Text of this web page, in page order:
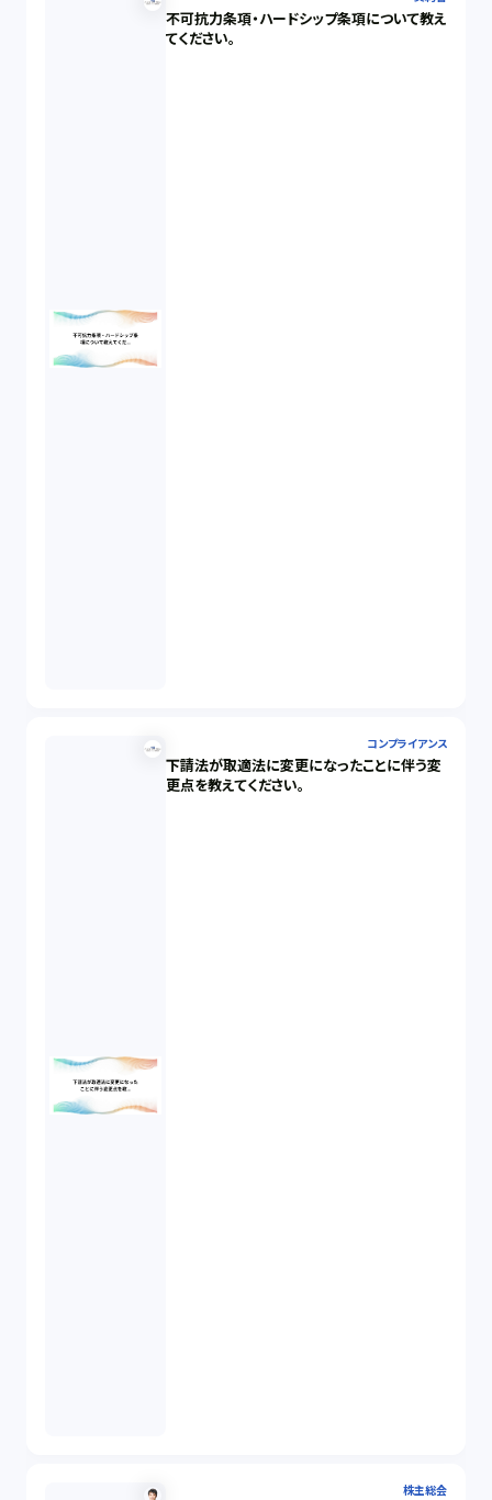
不可抗力条項・ハードシップ条項について教え
てください。
コンプライアンス
下請法が取適法に変更になったことに伴う変
更点を教えてください。
株主総会